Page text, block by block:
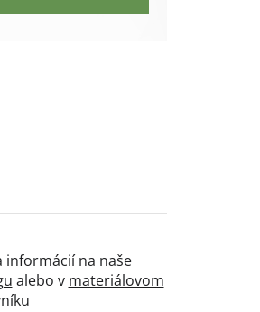
informácií na naše
alebo v materiálovom